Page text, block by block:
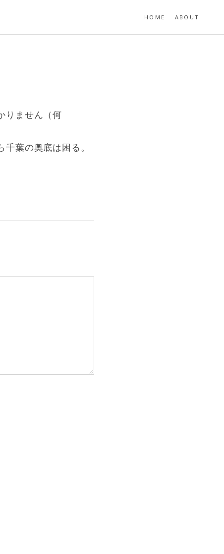
HOME ABOUT
りません（何
葉の奥底は困る。